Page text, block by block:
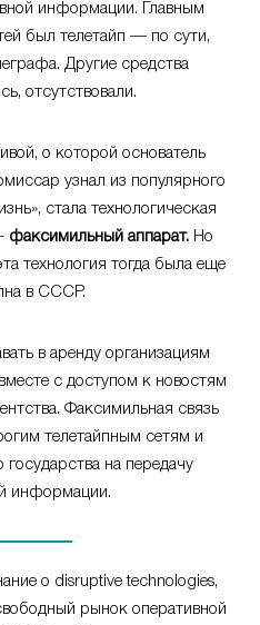
информации. Главным
был телетайп — по сути,
Другие средства
отсутствовали.
о которой основатель
узнал из популярного
стала технологическая
факсимильный аппарат.Но
технология тогда была еще
в СССР.
в аренду организациям
с доступом к новостям
Факсимильная связь
телетайпным сетям и
на передачу
информации.
о disruptive technologies,
рынок оперативной